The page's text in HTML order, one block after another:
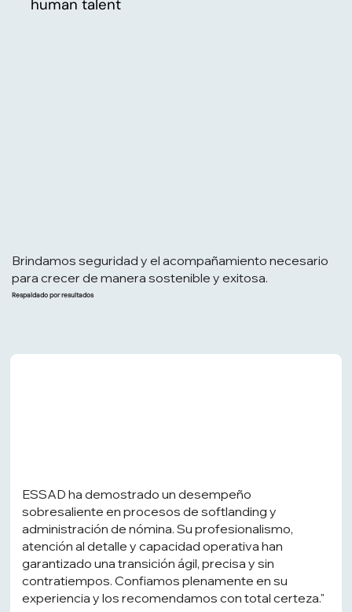
human talent
Brindamos seguridad y el acompañamiento necesario
para crecer de manera sostenible y exitosa.
Respaldado por resultados
ESSAD ha demostrado un desempeño
sobresaliente en procesos de softlanding y
administración de nómina. Su profesionalismo,
atención al detalle y capacidad operativa han
garantizado una transición ágil, precisa y sin
contratiempos. Confiamos plenamente en su
experiencia y los recomendamos con total certeza."